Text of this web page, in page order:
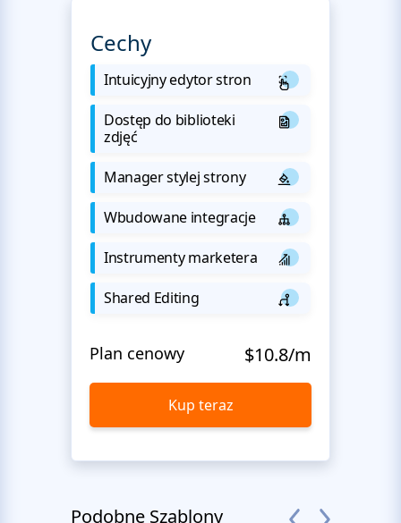
Cechy
Intuicyjny edytor stron
Dostęp do biblioteki
zdjęć
Manager stylej strony
Wbudowane integracje
Instrumenty marketera
Shared Editing
Plan cenowy $10.8/m
Kup teraz
Podobne Szablony